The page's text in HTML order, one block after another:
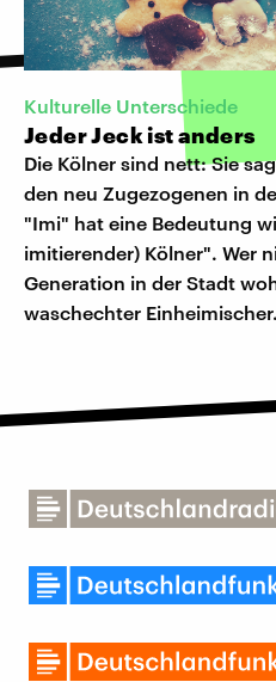
Kulturelle Unterschiede
Jeder Jeck ist anders
Die Kölner sind nett: Sie
den neu Zugezogenen in
"Imi" hat eine Bedeutung
imitierender) Kölner". Wer
Generation in der Stadt
waschechter Einheimischer.